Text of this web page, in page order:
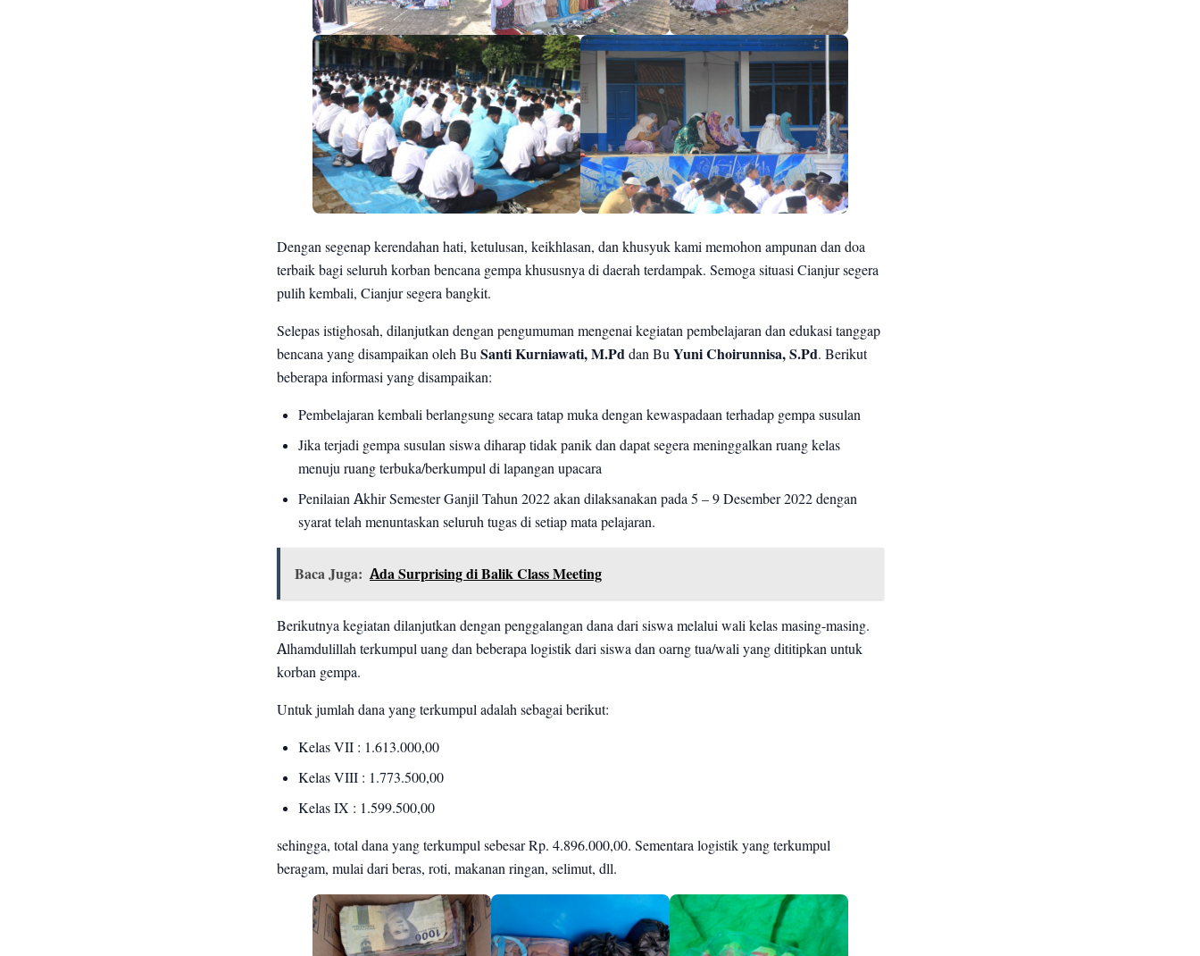
Dengan segenap kerendahan hati, ketulusan, keikhlasan, dan khusyuk kami memohon ampunan dan doa
terbaik bagi seluruh korban bencana gempa khususnya di daerah terdampak. Semoga situasi Cianjur segera
pulih kembali, Cianjur segera bangkit.
Selepas istighosah, dilanjutkan dengan pengumuman mengenai kegiatan pembelajaran dan edukasi tanggap
bencana yang disampaikan oleh Bu Santi Kurniawati, M.Pd dan Bu Yuni Choirunnisa, S.Pd. Berikut
beberapa informasi yang disampaikan:
Pembelajaran kembali berlangsung secara tatap muka dengan kewaspadaan terhadap gempa susulan
Jika terjadi gempa susulan siswa diharap tidak panik dan dapat segera meninggalkan ruang kelas
menuju ruang terbuka/berkumpul di lapangan upacara
Penilaian Akhir Semester Ganjil Tahun 2022 akan dilaksanakan pada 5 – 9 Desember 2022 dengan
syarat telah menuntaskan seluruh tugas di setiap mata pelajaran.
Baca Juga: Ada Surprising di Balik Class Meeting
Berikutnya kegiatan dilanjutkan dengan penggalangan dana dari siswa melalui wali kelas masing-masing.
Alhamdulillah terkumpul uang dan beberapa logistik dari siswa dan oarng tua/wali yang dititipkan untuk
korban gempa.
Untuk jumlah dana yang terkumpul adalah sebagai berikut:
Kelas VII : 1.613.000,00
Kelas VIII : 1.773.500,00
Kelas IX : 1.599.500,00
sehingga, total dana yang terkumpul sebesar Rp. 4.896.000,00. Sementara logistik yang terkumpul
beragam, mulai dari beras, roti, makanan ringan, selimut, dll.